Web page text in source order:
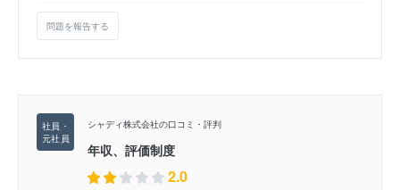
問題を報告する
シャディ株式会社の口コミ・評判
年収、評価制度
2.0